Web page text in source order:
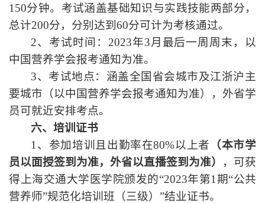
150分钟。考试涵盖基础知识与实践技能两部分，
总计200分，分别达到 60分可计为考核通过。
2、考试时间： 2023年3月最后一周周末，以
中国营养学会报考通知为准。
3、考试地点：涵盖全国省会城市及江浙沪主
要城市（以中国营养学会报考通知为准），外省学
员可就近安排考点。
六、培训证书
1 、参加培训且出勤率在80%以上者 （本市学
员以面授签到为准，外省以直播签到为准）
，可获
得上海交通大学医学院颁发的“2023年第1 期“公共
营养师”规范化培训班（三级）”结业证书。